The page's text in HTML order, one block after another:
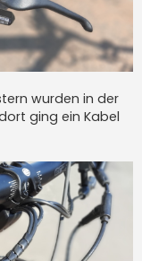
wurden in der
ging ein Kabel